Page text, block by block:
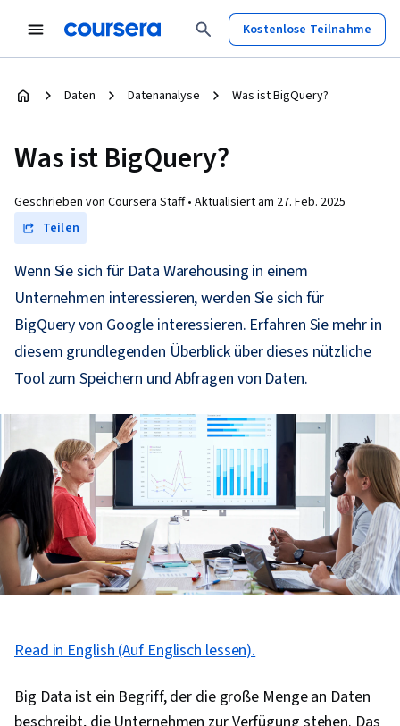
Kostenlose Teilnahme
Daten Datenanalyse Was ist BigQuery?
Was ist BigQuery?
Geschrieben von Coursera Staff • Aktualisiert am 27. Feb. 2025
Teilen
Wenn Sie sich für Data Warehousing in einem
Unternehmen interessieren, werden Sie sich für
BigQuery von Google interessieren. Erfahren Sie mehr in
diesem grundlegenden Überblick über dieses nützliche
Tool zum Speichern und Abfragen von Daten.
Read in English (Auf Englisch lessen).
Big Data ist ein Begriff, der die große Menge an Daten